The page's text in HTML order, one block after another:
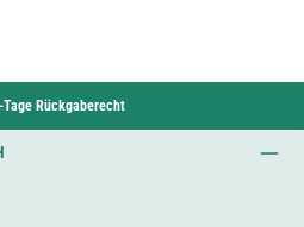
Tage Rückgaberecht